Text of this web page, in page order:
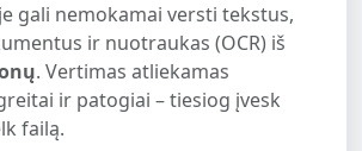
gali nemokamai versti tekstus,
ir nuotraukas (OCR) iš
. Vertimas atliekamas
ir patogiai – tiesiog įvesk
failą.